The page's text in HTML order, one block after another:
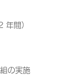
間）
の実施